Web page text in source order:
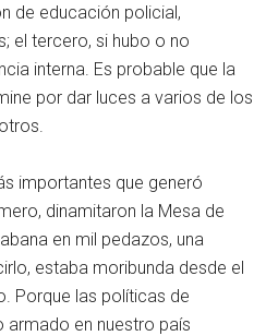
de educación policial,
el tercero, si hubo o no
interna. Es probable que la
por dar luces a varios de los
importantes que generó
dinamitaron la Mesa de
en mil pedazos, una
estaba moribunda desde el
Porque las políticas de
en nuestro país